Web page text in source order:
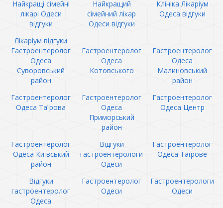
Найкращі сімейні
лікарі Одеси
відгуки
Найкращий
сімейний лікар
Одеси відгуки
Клініка Лікаріум
Одеса відгуки
Лікаріум відгуки
Гастроентеролог
Одеса
Суворовський
район
Гастроентеролог
Одеса
Котовського
Гастроентеролог
Одеса
Малиновський
район
Гастроентеролог
Одеса Таїрова
Гастроентеролог
Одеса
Приморський
район
Гастроентеролог
Одеса Центр
Гастроентеролог
Одеса Київський
район
Відгуки
гастроентерологи
Одеси
Гастроентеролог
Одеса Таїрове
Відгуки
гастроентеролог
Одеса
Гастроентеролог
Одеси
Гастроентерологи
Одеси